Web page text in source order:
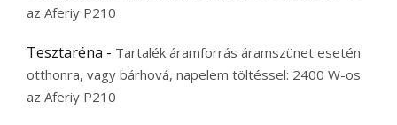
az Aferiy P210
Tesztaréna - Tartalék áramforrás áramszünet esetén
otthonra, vagy bárhová, napelem töltéssel: 2400 W-os
az Aferiy P210